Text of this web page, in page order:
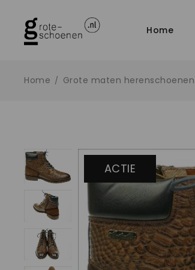
Home
Home / Grote maten herenschoenen
ACTIE